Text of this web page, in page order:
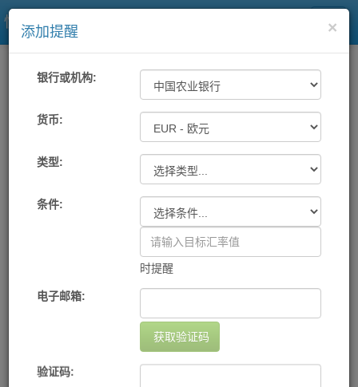
快易理财网
一站式汇率 工具 汇率提醒
各大银行及中国银联汇率提醒
机构 提醒条件 提醒方式 删除
×
添加提醒
银行或机构:
货币:
类型:
条件:
时提醒
电子邮箱:
获取验证码
验证码: